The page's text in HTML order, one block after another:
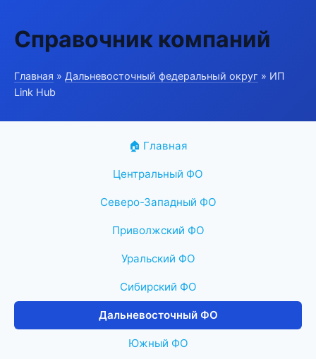
Справочник компаний
Главная » Дальневосточный федеральный округ » ИП
Link Hub
🏠 Главная
Центральный ФО
Северо-Западный ФО
Приволжский ФО
Уральский ФО
Сибирский ФО
Дальневосточный ФО
Южный ФО